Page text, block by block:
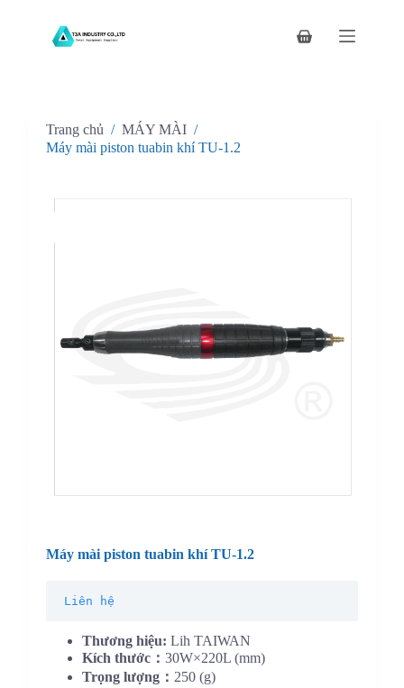
Giỏ
Trang chủ / MÁY MÀI /
Máy mài piston tuabin khí TU-1.2
Máy mài piston tuabin khí TU-1.2
Liên hệ
Thương hiệu:Lih TAIWAN
Kích thước：30W×220L (mm)
Trọng lượng： 250 (g)